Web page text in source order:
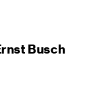
Busch